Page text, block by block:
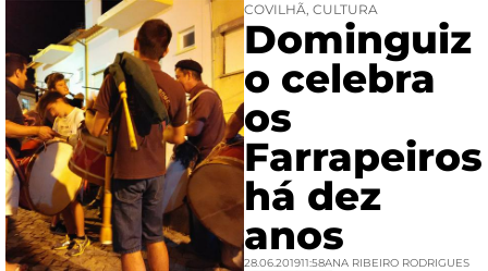
COVILHÃ, CULTURA
Dominguiz
o celebra
os
Farrapeiros
há dez
anos
28.06.201911:58ANA RIBEIRO RODRIGUES